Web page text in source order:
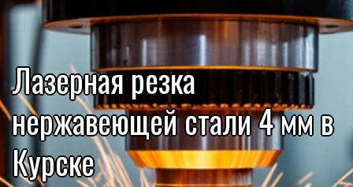
Лазерная резка
нержавеющей стали 4 мм в
Курске